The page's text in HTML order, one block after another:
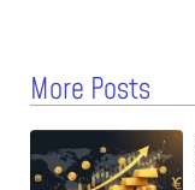
More Posts